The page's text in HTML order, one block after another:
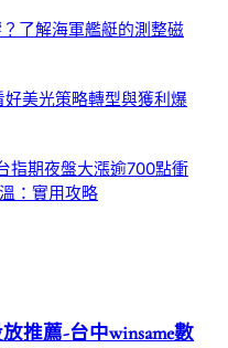
了解海軍艦艇的測整磁
美光策略轉型與獲利爆
指期夜盤大漲逾700點衝
：實用攻略
推薦-台中winsame數